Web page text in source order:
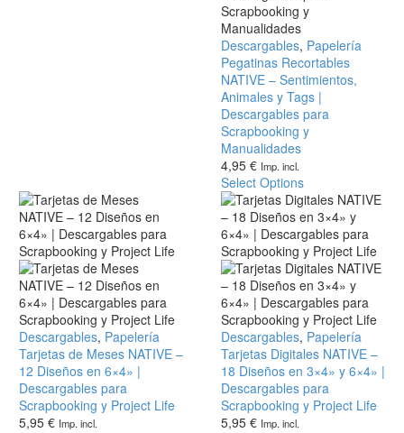
Pegatinas
Recortables
NATIVE
–
Sentimientos,
Animales
y
Tags
|
Descargables
para
Scrapbooking
y
Manualidades
Descargables, Papelería
Pegatinas Recortables
NATIVE – Sentimientos,
Animales y Tags |
Descargables para
Scrapbooking y
Manualidades
4,95 € Imp. incl.
Select Options
producto
tiene
múltiples
variantes.
Las
opciones
se
pueden
elegir
en
la
página
de
Tarjetas
de
Meses
NATIVE
–
12
Descargables, Papelería
Tarjetas de Meses NATIVE –
12 Diseños en 6×4» |
Descargables para
Scrapbooking y Project Life
5,95 € Imp. incl.
Tarjetas
Digitales
NATIVE
–
18
Diseños
Descargables, Papelería
Tarjetas Digitales NATIVE –
18 Diseños en 3×4» y 6×4» |
Descargables para
Scrapbooking y Project Life
5,95 € Imp. incl.